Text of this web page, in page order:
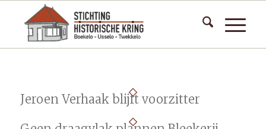
Jeroen Verhaak blijft voorzitter